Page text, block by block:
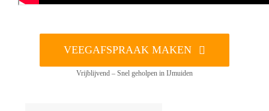
VEEGAFSPRAAK MAKEN
Vrijblijvend – Snel geholpen in IJmuiden